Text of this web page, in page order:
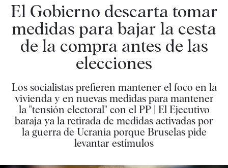
El Gobierno descarta tomar
medidas para bajar la cesta
de la compra antes de las
elecciones
Los socialistas prefieren mantener el foco en la
vivienda y en nuevas medidas para mantener
la "tensión electoral" con el PP | El Ejecutivo
baraja ya la retirada de medidas activadas por
la guerra de Ucrania porque Bruselas pide
levantar estímulos